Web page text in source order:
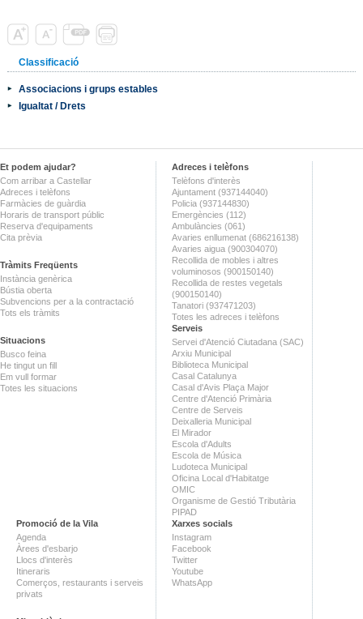
Classificació
Associacions i grups estables
Igualtat / Drets
Et podem ajudar?
Com arribar a Castellar
Adreces i telèfons
Farmàcies de guàrdia
Horaris de transport públic
Reserva d'equipaments
Cita prèvia
Tràmits Freqüents
Instància genèrica
Bústia oberta
Subvencions per a la contractació
Tots els tràmits
Situacions
Busco feina
He tingut un fill
Em vull formar
Totes les situacions
Adreces i telèfons
Telèfons d'interès
Ajuntament (937144040)
Policia (937144830)
Emergències (112)
Ambulàncies (061)
Avaries enllumenat (686216138)
Avaries aigua (900304070)
Recollida de mobles i altres
voluminosos (900150140)
Recollida de restes vegetals
(900150140)
Tanatori (937471203)
Totes les adreces i telèfons
Serveis
Servei d'Atenció Ciutadana (SAC)
Arxiu Municipal
Biblioteca Municipal
Casal Catalunya
Casal d'Avis Plaça Major
Centre d'Atenció Primària
Centre de Serveis
Deixalleria Municipal
El Mirador
Escola d'Adults
Escola de Música
Ludoteca Municipal
Oficina Local d'Habitatge
OMIC
Organisme de Gestió Tributària
PIPAD
Promoció de la Vila
Agenda
Àrees d'esbarjo
Llocs d'interès
Itineraris
Comerços, restaurants i serveis
privats
Xarxes socials
Instagram
Facebook
Twitter
Youtube
WhatsApp